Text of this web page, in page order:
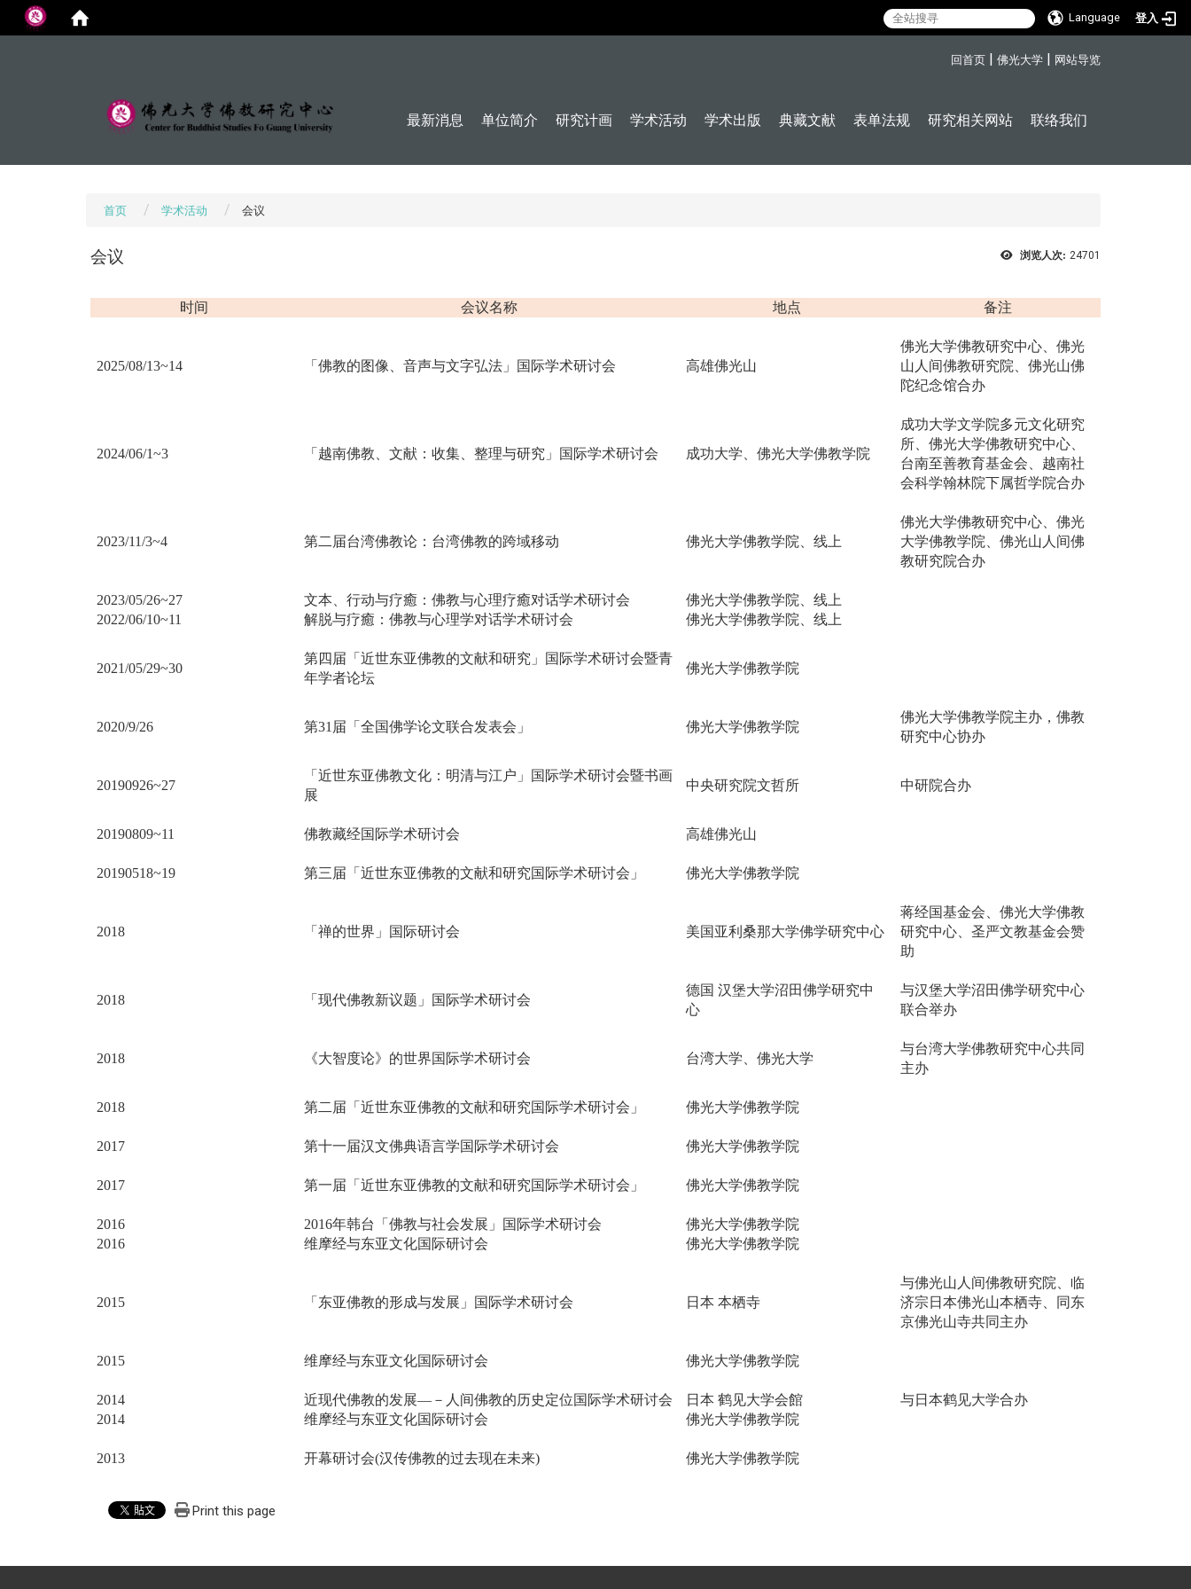
Language 登入
回首页 | 佛光大学 | 网站导览
最新消息
单位简介 研究计画 学术活动 学术出版 典藏文献 表单法规 研究相关网站 联络我们
首页 学术活动 会议
浏览人次: 24701
会议
时间 会议名称 地点 备注
2025/08/13~14 「佛教的图像、音声与文字弘法」国际学术研讨会 高雄佛光山
佛光大学佛教研究中心、佛光
山人间佛教研究院、佛光山佛
陀纪念馆合办
2024/06/1~3 「越南佛教、文献：收集、整理与研究」国际学术研讨会 成功大学、佛光大学佛教学院
成功大学文学院多元文化研究
所、佛光大学佛教研究中心、
台南至善教育基金会、越南社
会科学翰林院下属哲学院合办
2023/11/3~4 第二届台湾佛教论：台湾佛教的跨域移动 佛光大学佛教学院、线上
佛光大学佛教研究中心、佛光
大学佛教学院、佛光山人间佛
教研究院合办
2023/05/26~27 文本、行动与疗癒：佛教与心理疗癒对话学术研讨会
佛光大学佛教学院、线上
2022/06/10~11
解脱与疗癒：佛教与心理学对话学术研讨会 佛光大学佛教学院、线上
2021/05/29~30
第四届「近世东亚佛教的文献和研究」国际学术研讨会暨青
年学者论坛
佛光大学佛教学院
2020/9/26 第31届「全国佛学论文联合发表会」 佛光大学佛教学院
佛光大学佛教学院主办，佛教
研究中心协办
20190926~27
「近世东亚佛教文化：明清与江户」国际学术研讨会暨书画
展
中央研究院文哲所 中研院合办
20190809~11 佛教藏经国际学术研讨会 高雄佛光山
20190518~19 第三届「近世东亚佛教的文献和研究国际学术研讨会」 佛光大学佛教学院
2018 「禅的世界」国际研讨会 美国亚利桑那大学佛学研究中心
蒋经国基金会、佛光大学佛教
研究中心、圣严文教基金会赞
助
2018 「现代佛教新议题」国际学术研讨会
德国汉堡大学沼田佛学研究中
心
与汉堡大学沼田佛学研究中心
联合举办
2018 《大智度论》的世界国际学术研讨会 台湾大学、佛光大学
与台湾大学佛教研究中心共同
主办
2018 第二届「近世东亚佛教的文献和研究国际学术研讨会」 佛光大学佛教学院
2017 第十一届汉文佛典语言学国际学术研讨会 佛光大学佛教学院
2017 第一届「近世东亚佛教的文献和研究国际学术研讨会」 佛光大学佛教学院
2016 2016年韩台「佛教与社会发展」国际学术研讨会
佛光大学佛教学院
2016
维摩经与东亚文化国际研讨会 佛光大学佛教学院
2015 「东亚佛教的形成与发展」国际学术研讨会 日本本栖寺
与佛光山人间佛教研究院、临
济宗日本佛光山本栖寺、同东
京佛光山寺共同主办
2015 维摩经与东亚文化国际研讨会 佛光大学佛教学院
2014 近现代佛教的发展—－人间佛教的历史定位国际学术研讨会 日本 鹤见大学会館
与日本鹤见大学合办
2014
维摩经与东亚文化国际研讨会 佛光大学佛教学院
2013 开幕研讨会(汉传佛教的过去现在未来) 佛光大学佛教学院
Print this page